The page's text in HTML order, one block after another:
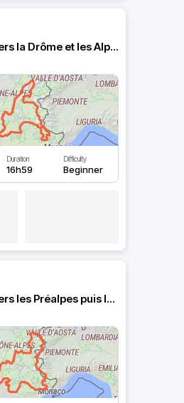
Roadtrip à travers la Drôme et les Alpes
Duration
16h59
Difficulty
Beginner
Roadtrip à travers les Préalpes puis les Alpes